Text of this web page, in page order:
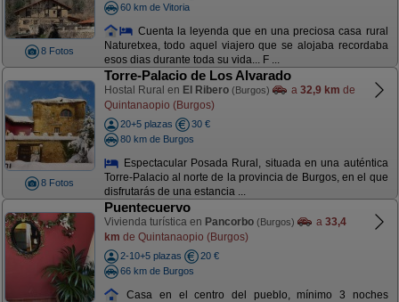
8 Fotos
60 km de Vitoria
Cuenta la leyenda que en una preciosa casa rural
Naturetxea, todo aquel viajero que se alojaba recordaba
esos dias durante toda su vida... F ...
8 Fotos
Torre-Palacio de Los Alvarado
Hostal Rural en El Ribero (Burgos) a 32,9 km de
Quintanaopio (Burgos)
20+5 plazas
30 €
80 km de Burgos
Espectacular Posada Rural, situada en una auténtica
Torre-Palacio al norte de la provincia de Burgos, en el que
disfrutarás de una estancia ...
Puentecuervo
Vivienda turística en Pancorbo (Burgos) a 33,4
km de Quintanaopio (Burgos)
2-10+5 plazas
20 €
66 km de Burgos
Casa en el centro del pueblo, mínimo 3 noches